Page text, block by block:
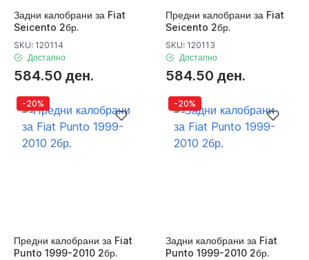
Задни калобрани за Fiat
Seicento 2бр.
SKU: 120114
Достапно
584.50 ден.
Предни калобрани за Fiat
Seicento 2бр.
SKU: 120113
Достапно
584.50 ден.
-20%
Предни калобрани за Fiat
Punto 1999-2010 2бр.
-20%
Задни калобрани за Fiat
Punto 1999-2010 2бр.